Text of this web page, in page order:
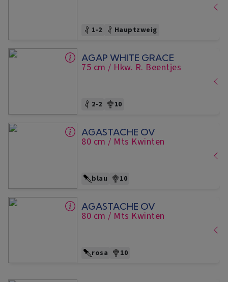
1-2 Hauptzweig
AGAP WHITE GRACE
75 cm / Hkw. R. Beentjes
2-2 10
AGASTACHE OV
80 cm / Mts Kwinten
blau 10
AGASTACHE OV
80 cm / Mts Kwinten
rosa 10